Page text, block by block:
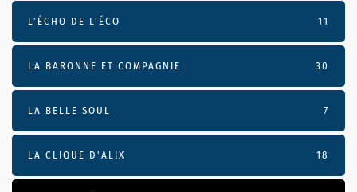
L’ÉCHO DE L’ÉCO 11
LA BARONNE ET COMPAGNIE 30
LA BELLE SOUL 7
LA CLIQUE D'ALIX 18